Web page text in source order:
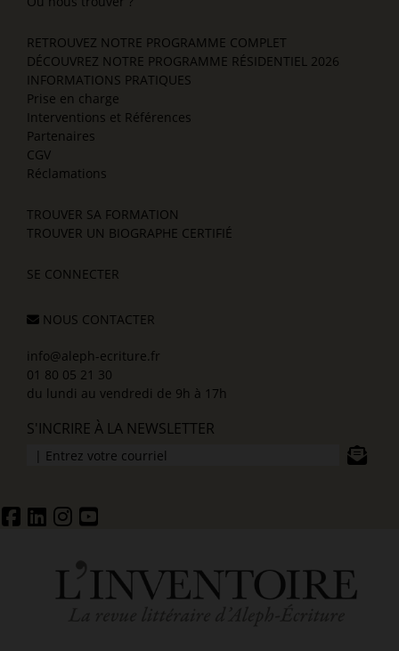
RETROUVEZ NOTRE PROGRAMME COMPLET
DÉCOUVREZ NOTRE PROGRAMME RÉSIDENTIEL 2026
INFORMATIONS PRATIQUES
Prise en charge
Interventions et Références
Partenaires
CGV
Réclamations
TROUVER SA FORMATION
TROUVER UN BIOGRAPHE CERTIFIÉ
SE CONNECTER
NOUS CONTACTER
info@aleph-ecriture.fr
01 80 05 21 30
du lundi au vendredi de 9h à 17h
S'INCRIRE À LA NEWSLETTER